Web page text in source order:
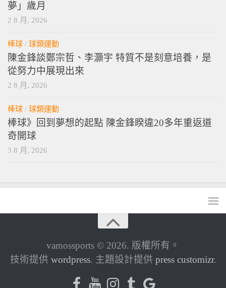
夢」歲月
2 8 月, 2026
棒球 / 球類運動
陳金鋒談鄭宗哲、李灝宇 特質不是刻意培養，是
從努力中展現出來
2 8 月, 2026
棒球 / 球類運動
棒球》回到夢想的起點 陳金鋒睽違20多年重返道
奇開球
3 8 月, 2026
vamossports © 2026. 版權所有。
技術提供 wordpress. 主題設計提供 press customizr.